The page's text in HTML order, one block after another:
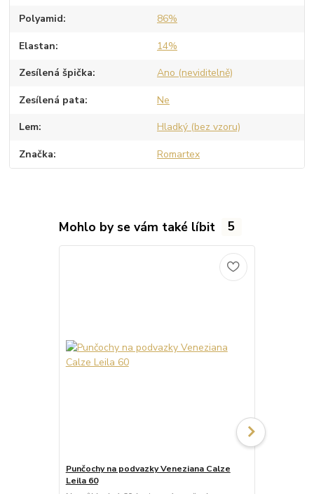
Polyamid 86%
Elastan 14%
Zesílená špička Ano (neviditelně)
Zesílená pata Ne
Lem Hladký (bez vzoru)
Značka Romartex
Mohlo by se vám také líbit 5
Punčochy na podvazky Veneziana Calze
Leila 60